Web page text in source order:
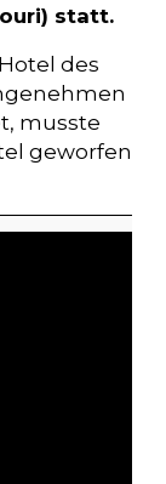
statt.
des
musste
geworfen